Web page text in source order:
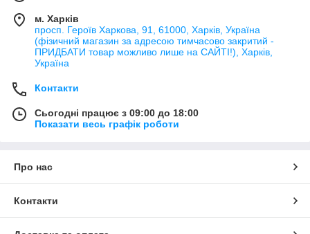
м. Харків
просп. Героїв Харкова, 91, 61000, Харків, Україна
(фізичний магазин за адресою тимчасово закритий -
ПРИДБАТИ товар можливо лише на САЙТІ!), Харків,
Україна
Контакти
Сьогодні працює з 09:00 до 18:00
Показати весь графік роботи
Про нас
Контакти